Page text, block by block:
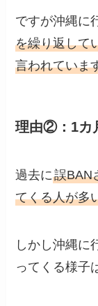
ですが沖縄に
を繰り返して
言われていま
理由②：1カ
過去に誤BAN
てくる人が多
しかし沖縄に
ってくる様子